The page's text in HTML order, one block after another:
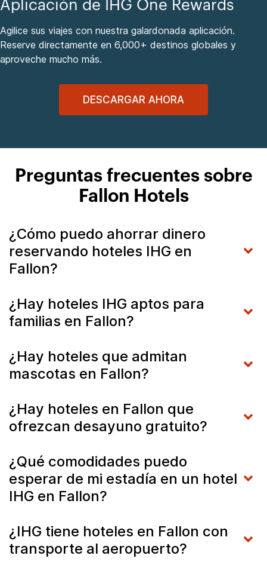
Aplicación de IHG One Rewards
Agilice sus viajes con nuestra galardonada aplicación.
Reserve directamente en 6,000+ destinos globales y
aproveche mucho más.
DESCARGAR AHORA
Preguntas frecuentes sobre
Fallon Hotels
¿Cómo puedo ahorrar dinero
reservando hoteles IHG en
Fallon?
¿Hay hoteles IHG aptos para
familias en Fallon?
¿Hay hoteles que admitan
mascotas en Fallon?
¿Hay hoteles en Fallon que
ofrezcan desayuno gratuito?
¿Qué comodidades puedo
esperar de mi estadía en un hotel
IHG en Fallon?
¿IHG tiene hoteles en Fallon con
transporte al aeropuerto?